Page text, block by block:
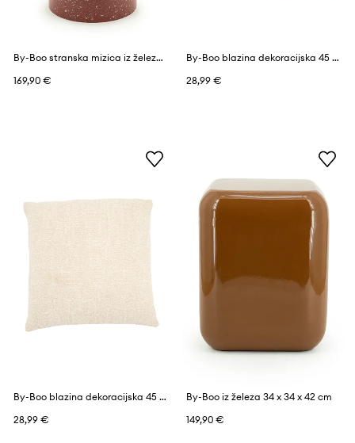
By-Boo stranska mizica iz železa 30 x 30 x 43 cm
169,90 €
By-Boo blazina dekoracijska 45 x 45 cm
28,99 €
By-Boo blazina dekoracijska 45 x 45 cm
28,99 €
By-Boo iz železa 34 x 34 x 42 cm
149,90 €